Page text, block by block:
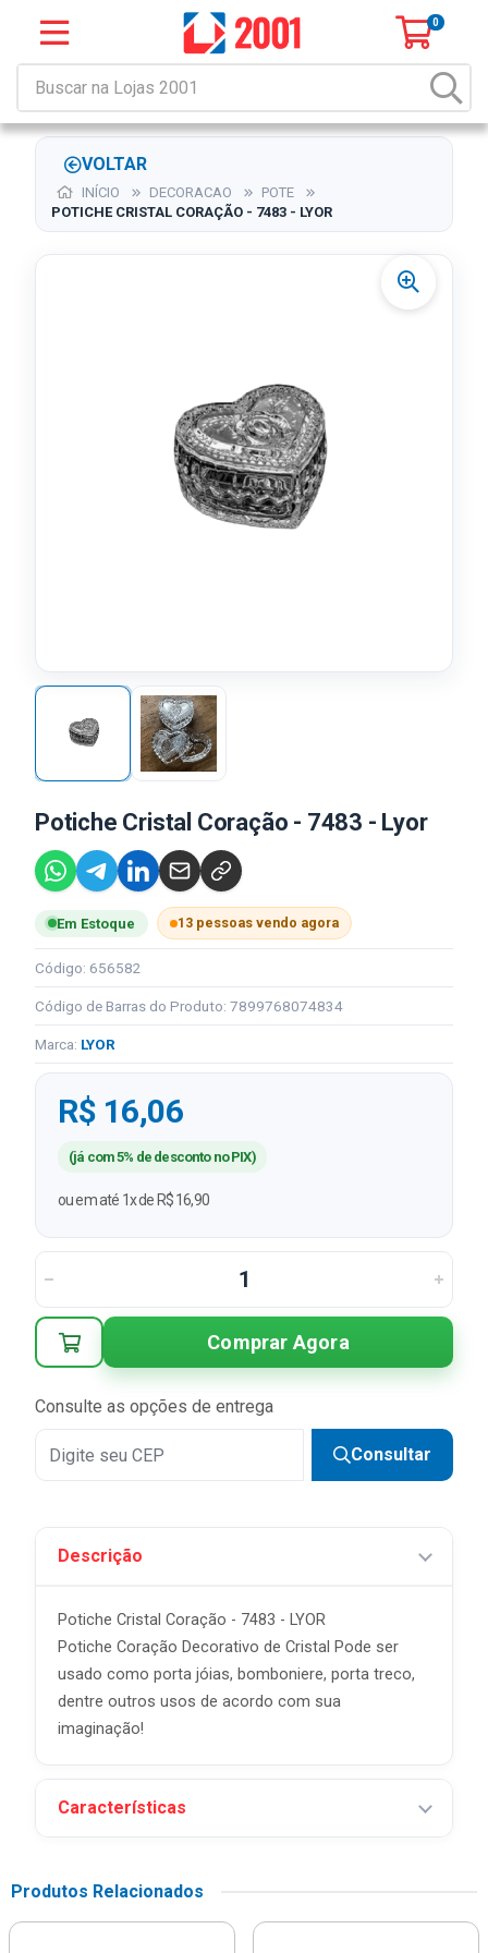
0
VOLTAR
INÍCIO DECORACAO
POTE
POTICHE CRISTAL CORAÇÃO - 7483 - LYOR
Potiche Cristal Coração - 7483 - Lyor
Em Estoque 13 pessoas vendo agora
Código: 656582
Código de Barras do Produto: 7899768074834
Marca: LYOR
R$ 16,06
(já com 5% de desconto no PIX)
ou em até 1x de R$ 16,90
Comprar Agora
Consulte as opções de entrega
Consultar
Descrição
Potiche Cristal Coração - 7483 - LYOR
Potiche Coração Decorativo de Cristal Pode ser
usado como porta jóias, bomboniere, porta treco,
dentre outros usos de acordo com sua
imaginação!
Características
Produtos Relacionados